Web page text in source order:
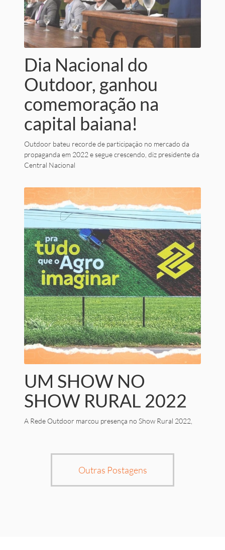
Dia Nacional do
Outdoor, ganhou
comemoração na
capital baiana!
Outdoor bateu recorde de participação no mercado da
propaganda em 2022 e segue crescendo, diz presidente da
Central Nacional
UM SHOW NO
SHOW RURAL 2022
A Rede Outdoor marcou presença no Show Rural 2022,
Outras Postagens